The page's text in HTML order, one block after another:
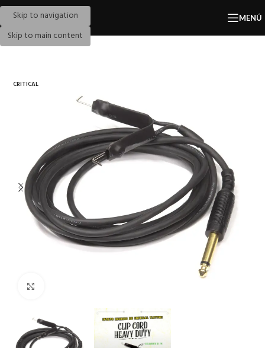
Skip to navigation
Skip to main content
MENÚ
CRITICAL